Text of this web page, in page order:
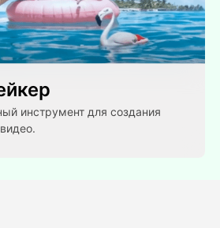
инструмент для создания